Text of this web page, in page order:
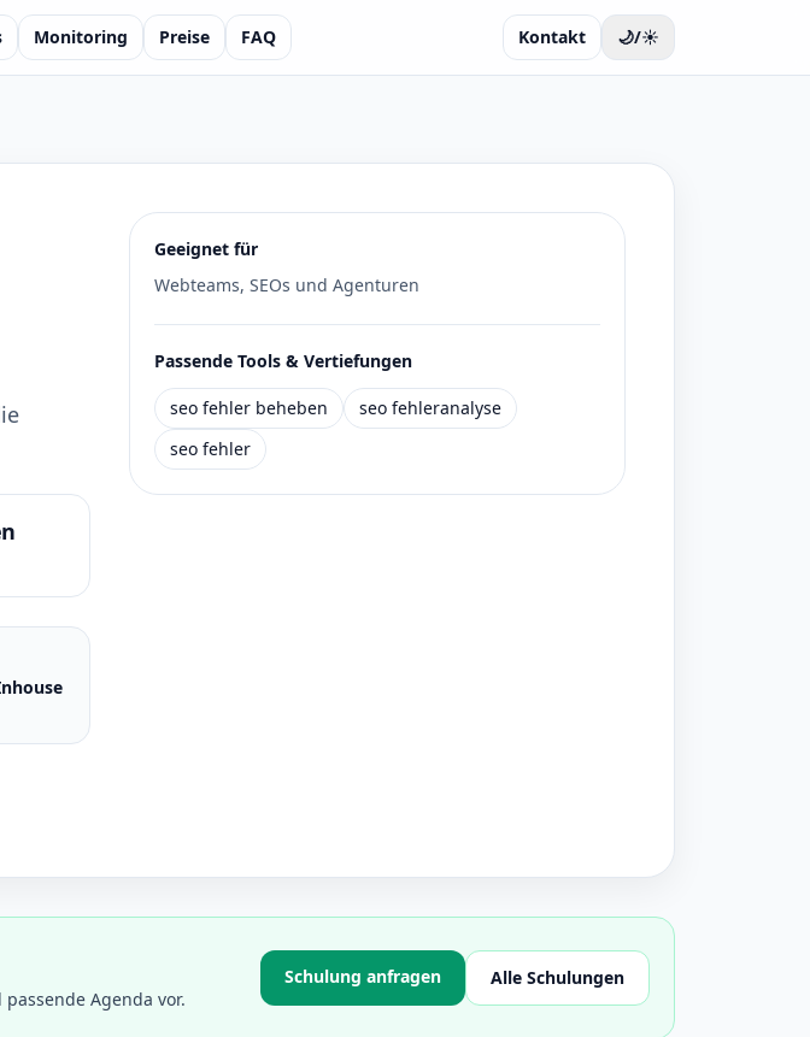
Monitoring Preise FAQ Kontakt 🌙/☀️
Geeignet für
Webteams, SEOs und Agenturen
Passende Tools & Vertiefungen
seo fehler beheben
seo fehleranalyse
seo fehler
Agenda vor.
Schulung anfragen Alle Schulungen